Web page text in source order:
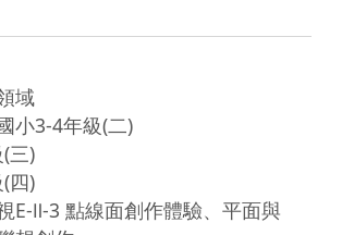
域
小3-4年級(二)
三)
四)
E-Ⅱ-3 點線面創作體驗、平面與